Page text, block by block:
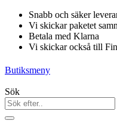
Hoppa
innehåll
Snabb och säker
Vi skickar paketet
Betala med Klarna
Vi skickar också till
Butiksmeny
Sök